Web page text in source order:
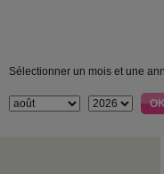
Sélectionner un mois et une